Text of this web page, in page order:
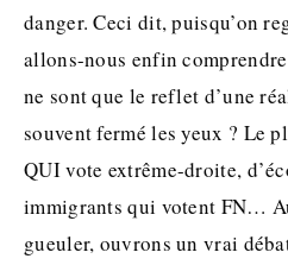
danger. Ceci dit, puisqu’on
allons-nous enfin
ne sont que le reflet d’une
souvent fermé les yeux ? Le
QUI vote extrême-droite,
immigrants qui votent FN…
gueuler, ouvrons un vrai